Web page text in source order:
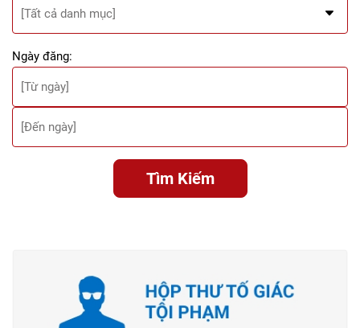
Ngày đăng:
Tìm Kiếm